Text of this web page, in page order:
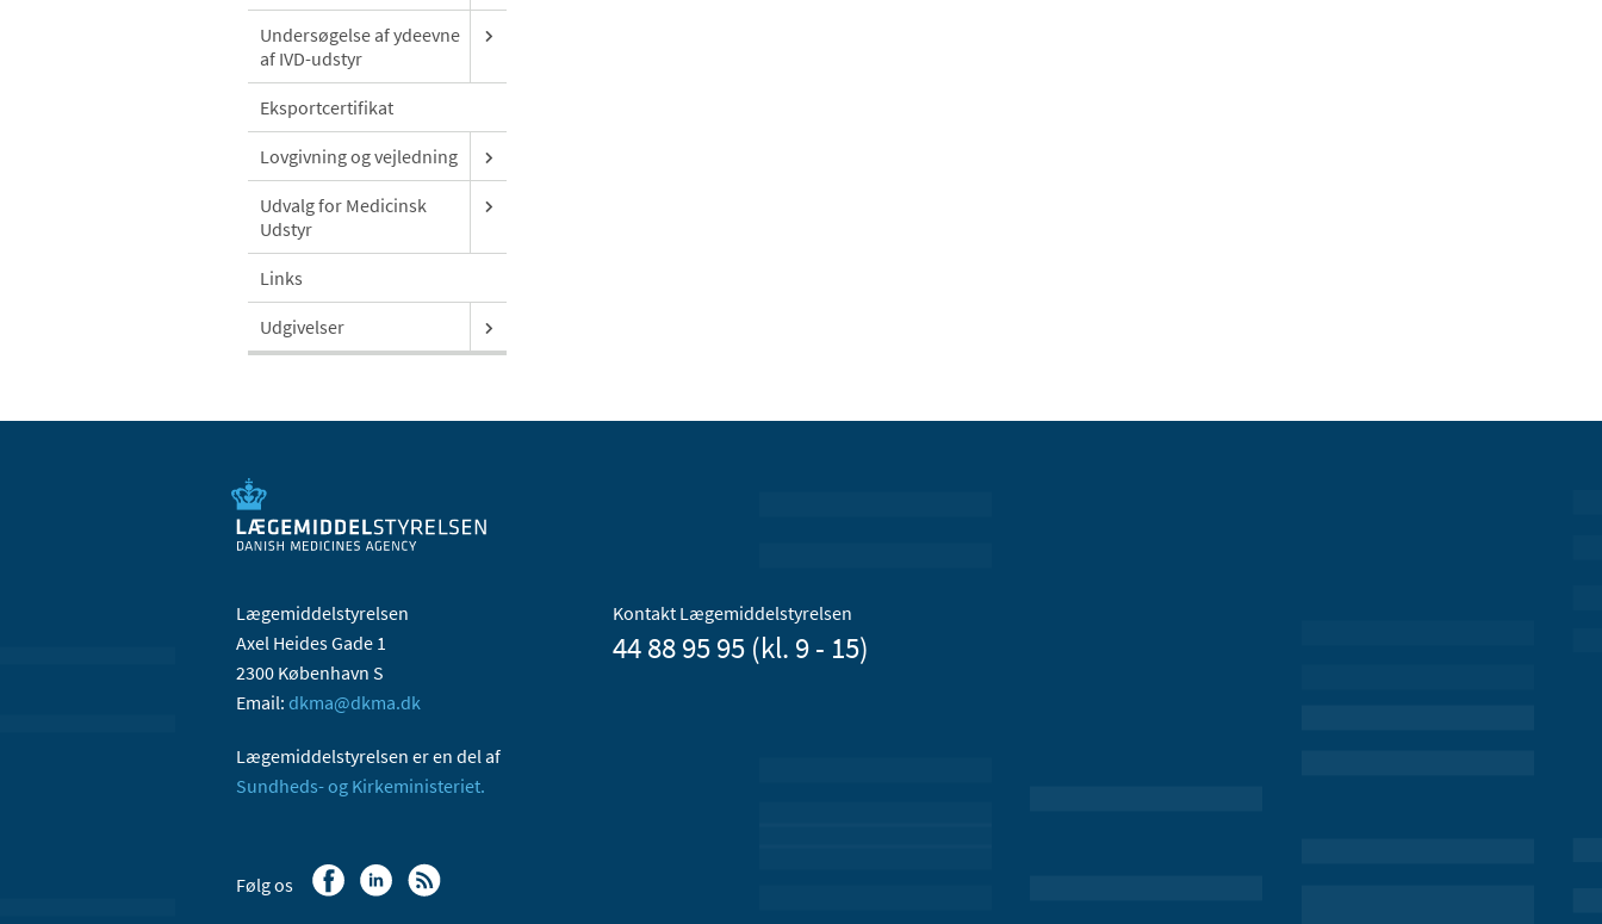
Undersøgelse af ydeevne
af IVD-udstyr
Eksportcertifikat
Lovgivning og vejledning
Udvalg for Medicinsk
Udstyr
Links
Udgivelser
Lægemiddelstyrelsen
Axel Heides Gade 1
2300 København S
Email: dkma@dkma.dk
Lægemiddelstyrelsen er en del af
Sundheds- og Kirkeministeriet.
Kontakt Lægemiddelstyrelsen
44 88 95 95 (kl. 9 - 15)
Følg os